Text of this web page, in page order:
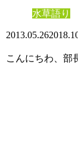
水草語り
2013.05.26
こんにちわ、部